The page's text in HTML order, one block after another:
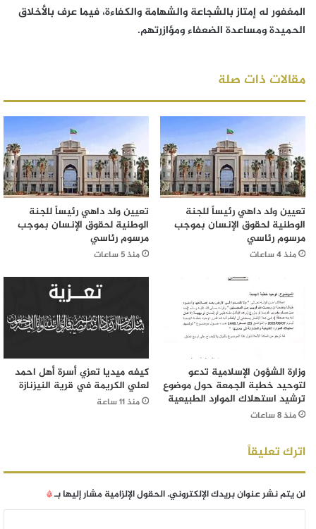
المغفور له إمتاز بالشجاعة والشهامة والكفاءة، فيما عرف بالأخلاق
الحميدة ومساعدة الضعفاء ومؤازرتهم.
مقالات ذات صلة
تعيين ولد داهي رئيساً للجنة
الوطنية لحقوق الإنسان بموجب
مرسوم رئاسي
منذ 4 ساعات
تعيين ولد داهي رئيساً للجنة
الوطنية لحقوق الإنسان بموجب
مرسوم رئاسي
منذ 5 ساعات
وزارة الشؤون الإسلامية تدعو
لتوحيد خطبة الجمعة حول موضوع
ترشيد استهلاك الموارد الطبيعية
منذ 8 ساعات
كيفه ميديا تعزي أسرة أهل احمد
لعلي الكريمة في قرية النيزنازة
منذ 11 ساعة
اترك تعليقاً
لن يتم نشر عنوان بريدك الإلكتروني.الحقول الإلزامية مشار إليها بـ*